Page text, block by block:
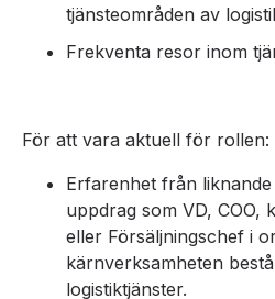
tjänsteområden av
Frekventa resor inom
För att vara aktuell för rollen:
Erfarenhet från
uppdrag som VD, COO,
eller Försäljningschef i
kärnverksamheten
logistiktjänster.